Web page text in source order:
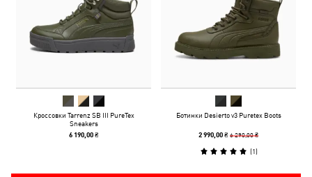
Кроссовки Tarrenz SB III PureTex
Sneakers
6 190,00 ₴
Ботинки Desierto v3 Puretex Boots
2 990,00 ₴6 290,00 ₴
(1)